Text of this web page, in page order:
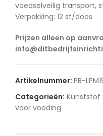
voedselveilig transport,
Verpakking: 12 st/doos
Prijzen alleen op
Artikelnummer: PB-
Categorieën: Kunststof
voor voeding